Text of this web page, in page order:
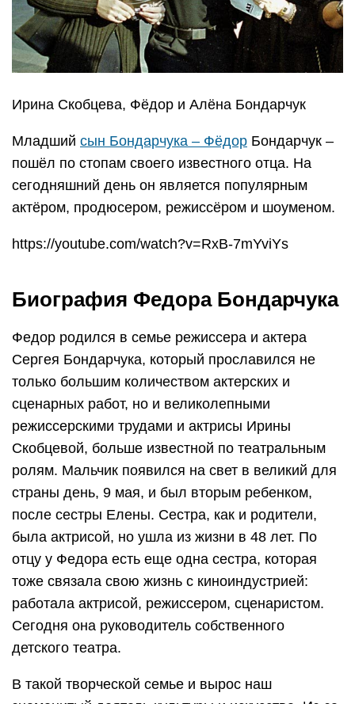
Ирина Скобцева, Фёдор и Алёна Бондарчук
Младший сын Бондарчука – Фёдор Бондарчук –
пошёл по стопам своего известного отца. На
сегодняшний день он является популярным
актёром, продюсером, режиссёром и шоуменом.
https://youtube.com/watch?v=RxB-7mYviYs
Биография Федора Бондарчука
Федор родился в семье режиссера и актера
Сергея Бондарчука, который прославился не
только большим количеством актерских и
сценарных работ, но и великолепными
режиссерскими трудами и актрисы Ирины
Скобцевой, больше известной по театральным
ролям. Мальчик появился на свет в великий для
страны день, 9 мая, и был вторым ребенком,
после сестры Елены. Сестра, как и родители,
была актрисой, но ушла из жизни в 48 лет. По
отцу у Федора есть еще одна сестра, которая
тоже связала свою жизнь с киноиндустрией:
работала актрисой, режиссером, сценаристом.
Сегодня она руководитель собственного
детского театра.
В такой творческой семье и вырос наш